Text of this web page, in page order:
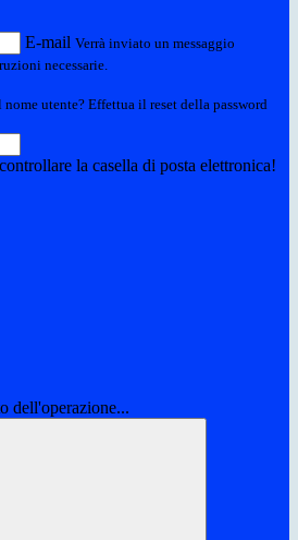
E-mail Verrà inviato un messaggio
necessarie.
utente? Effettua il reset della password
la casella di posta elettronica!
dell'operazione...